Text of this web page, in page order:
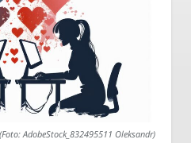
AdobeStock_832495511 Oleksandr)